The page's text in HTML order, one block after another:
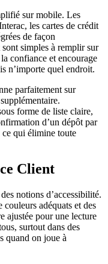
sur mobile. Les
les cartes de crédit
de façon
simples à remplir sur
confiance et encourage
n’importe quel endroit.
parfaitement sur
forme de liste claire,
d’un dépôt par
qui élimine toute
Client
notions d’accessibilité.
adéquats et des
ajustée pour une lecture
surtout dans des
quand on joue à